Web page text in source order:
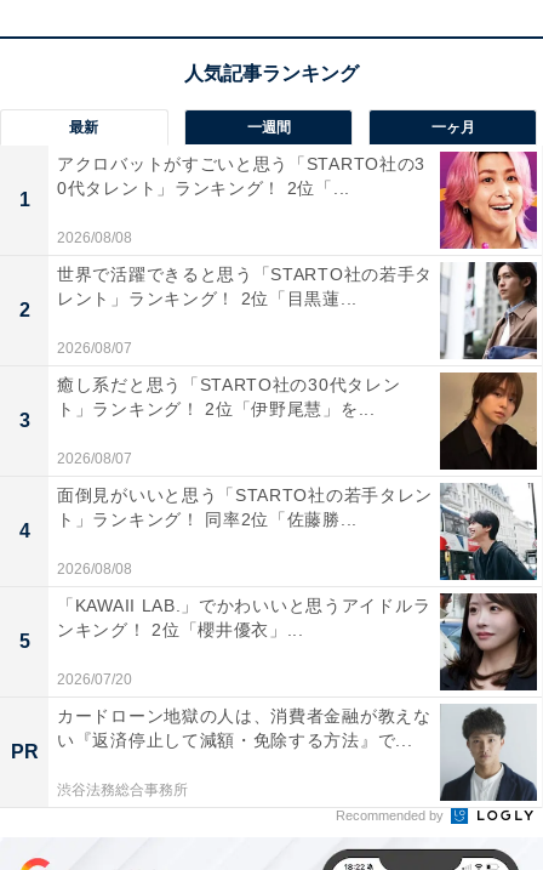
第1位：『ブラッシュアップライフ』★4.50
そして1位に輝いたのは、1月クール放送の『ブラッシュ
アップライフ』（日本テレビ系）。本作は地元の市役所
で働く主人公の近藤麻美を安藤サクラさんが演じまし
た。普通に暮らす彼女は人生を赤ちゃんから突然やり直
すことになり、自分や周囲の人生を少しずつ変えていく
ストーリー。バカリズムさんが脚本を手掛けた、ワクワ
クするヒューマンコメディとなっています。
最新 一週間 一ヶ月
1
アクロバットがすごいと思う「STARTO社の3
0代タレント」ランキング！ 2位「...
2026/08/08
2
世界で活躍できると思う「STARTO社の若手タ
レント」ランキング！ 2位「目黒蓮...
2026/08/07
3
癒し系だと思う「STARTO社の30代タレン
ト」ランキング！ 2位「伊野尾慧」を...
2026/08/07
4
面倒見がいいと思う「STARTO社の若手タレン
ト」ランキング！ 同率2位「佐藤勝...
2026/08/08
5
「KAWAII LAB.」でかわいいと思うアイドルラ
ンキング！ 2位「櫻井優衣」...
2026/07/20
PR
カードローン地獄の人は、消費者金融が教えな
い『返済停止して減額・免除する方法』で...
渋谷法務総合事務所
Recommended by